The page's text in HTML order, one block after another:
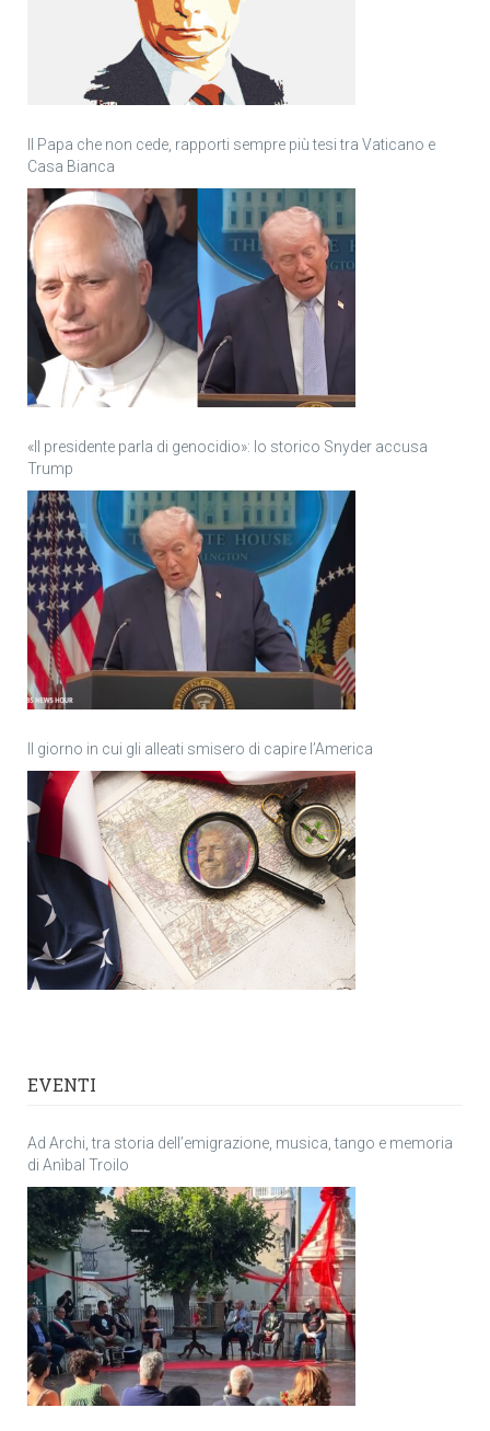
Il Papa che non cede, rapporti sempre più tesi tra Vaticano e
Casa Bianca
«Il presidente parla di genocidio»: lo storico Snyder accusa
Trump
Il giorno in cui gli alleati smisero di capire l’America
EVENTI
Ad Archi, tra storia dell’emigrazione, musica, tango e memoria
di Anìbal Troilo